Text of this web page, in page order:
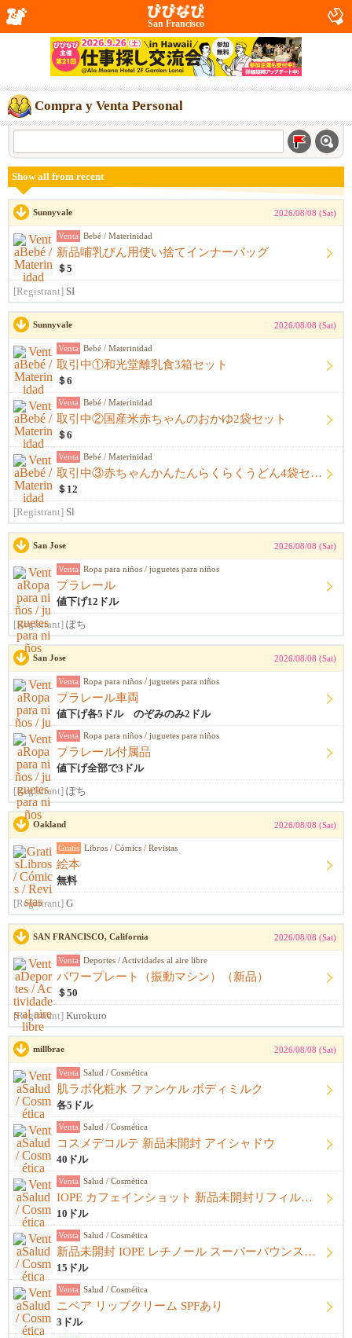
San Francisco
Compra y Venta Personal
Show all from recent
Sunnyvale 2026/08/08 (Sat)
Venta Bebé / Materinidad
新品哺乳びん用使い捨てインナーバッグ
＄5
[Registrant] SI
Sunnyvale 2026/08/08 (Sat)
Venta Bebé / Materinidad
取引中①和光堂離乳食3箱セット
＄6
Venta Bebé / Materinidad
取引中②国産米赤ちゃんのおかゆ2袋セット
＄6
Venta Bebé / Materinidad
取引中③赤ちゃんかんたんらくらくうどん4袋セット
＄12
[Registrant] Sl
San Jose 2026/08/08 (Sat)
Venta Ropa para niños / juguetes para niños
プラレール
値下げ12ドル
[Registrant] ぽち
San Jose 2026/08/08 (Sat)
Venta Ropa para niños / juguetes para niños
プラレール車両
値下げ各5ドル のぞみのみ2ドル
Venta Ropa para niños / juguetes para niños
プラレール付属品
値下げ全部で3ドル
[Registrant] ぽち
Oakland 2026/08/08 (Sat)
Gratis Libros / Cómics / Revistas
絵本
無料
[Registrant] G
SAN FRANCISCO, California 2026/08/08 (Sat)
Venta Deportes / Actividades al aire libre
パワープレート（振動マシン）（新品）
＄50
[Registrant] Kurokuro
millbrae 2026/08/08 (Sat)
Venta Salud / Cosmética
肌ラボ化粧水 ファンケル ボディミルク
各5ドル
Venta Salud / Cosmética
コスメデコルテ 新品未開封 アイシャドウ
40ドル
Venta Salud / Cosmética
IOPE カフェインショット 新品未開封リフィル＋開封済み本体
10ドル
Venta Salud / Cosmética
新品未開封 IOPE レチノール スーパーバウンスセラム1%
15ドル
Venta Salud / Cosmética
ニベア リップクリーム SPFあり
3ドル